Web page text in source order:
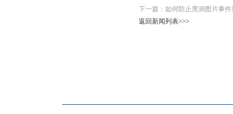
下一篇： 如何防止黑洞图片事
返回新闻列表>>>